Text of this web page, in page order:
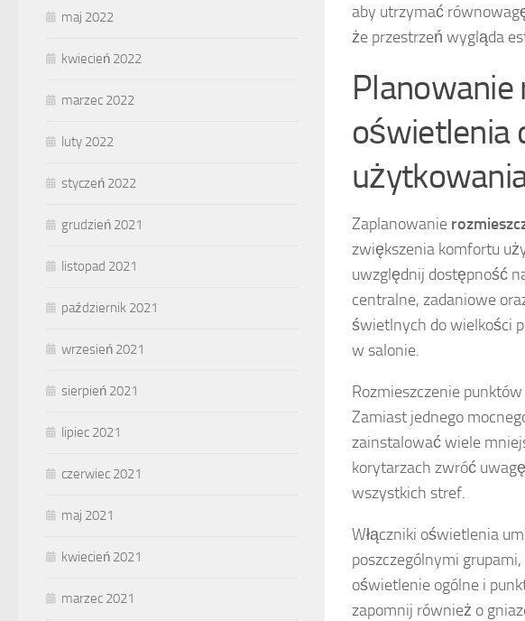
aby utrzymać
że przestrzeń wygląda
Planowanie
oświetlenia
Zaplanowanie
zwiększenia komfortu
uwzględnij dostępność
centralne, zadaniowe
świetlnych do wielkości
w salonie.
Rozmieszczenie
Zamiast jednego
zainstalować wiele
korytarzach zwróć
wszystkich stref.
Włączniki oświetlenia
poszczególnymi
oświetlenie ogólne i
zapomnij również o
maj 2022
kwiecień 2022
marzec 2022
luty 2022
styczeń 2022
grudzień 2021
listopad 2021
październik 2021
wrzesień 2021
sierpień 2021
lipiec 2021
czerwiec 2021
maj 2021
kwiecień 2021
marzec 2021